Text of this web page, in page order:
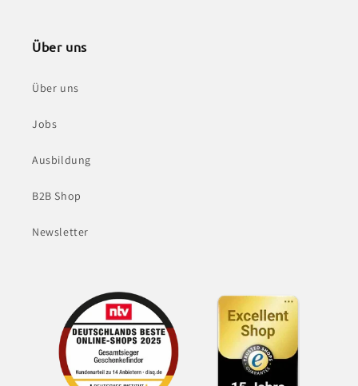
Über uns
Über uns
Jobs
Ausbildung
B2B Shop
Newsletter